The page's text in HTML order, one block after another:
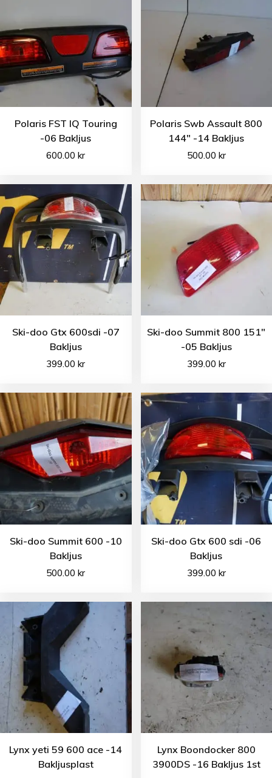
Polaris FST IQ Touring
-06 Bakljus
600.00kr
Polaris Swb Assault 800
144″ -14 Bakljus
500.00 kr
Ski-doo Gtx 600sdi -07
Bakljus
399.00kr
Ski-doo Summit 800 151″
-05 Bakljus
399.00 kr
Ski-doo Summit 600 -10
Bakljus
500.00kr
Ski-doo Gtx 600 sdi -06
Bakljus
399.00 kr
Lynx yeti 59 600 ace -14
Bakljusplast
Lynx Boondocker 800
3900DS -16 Bakljus 1st